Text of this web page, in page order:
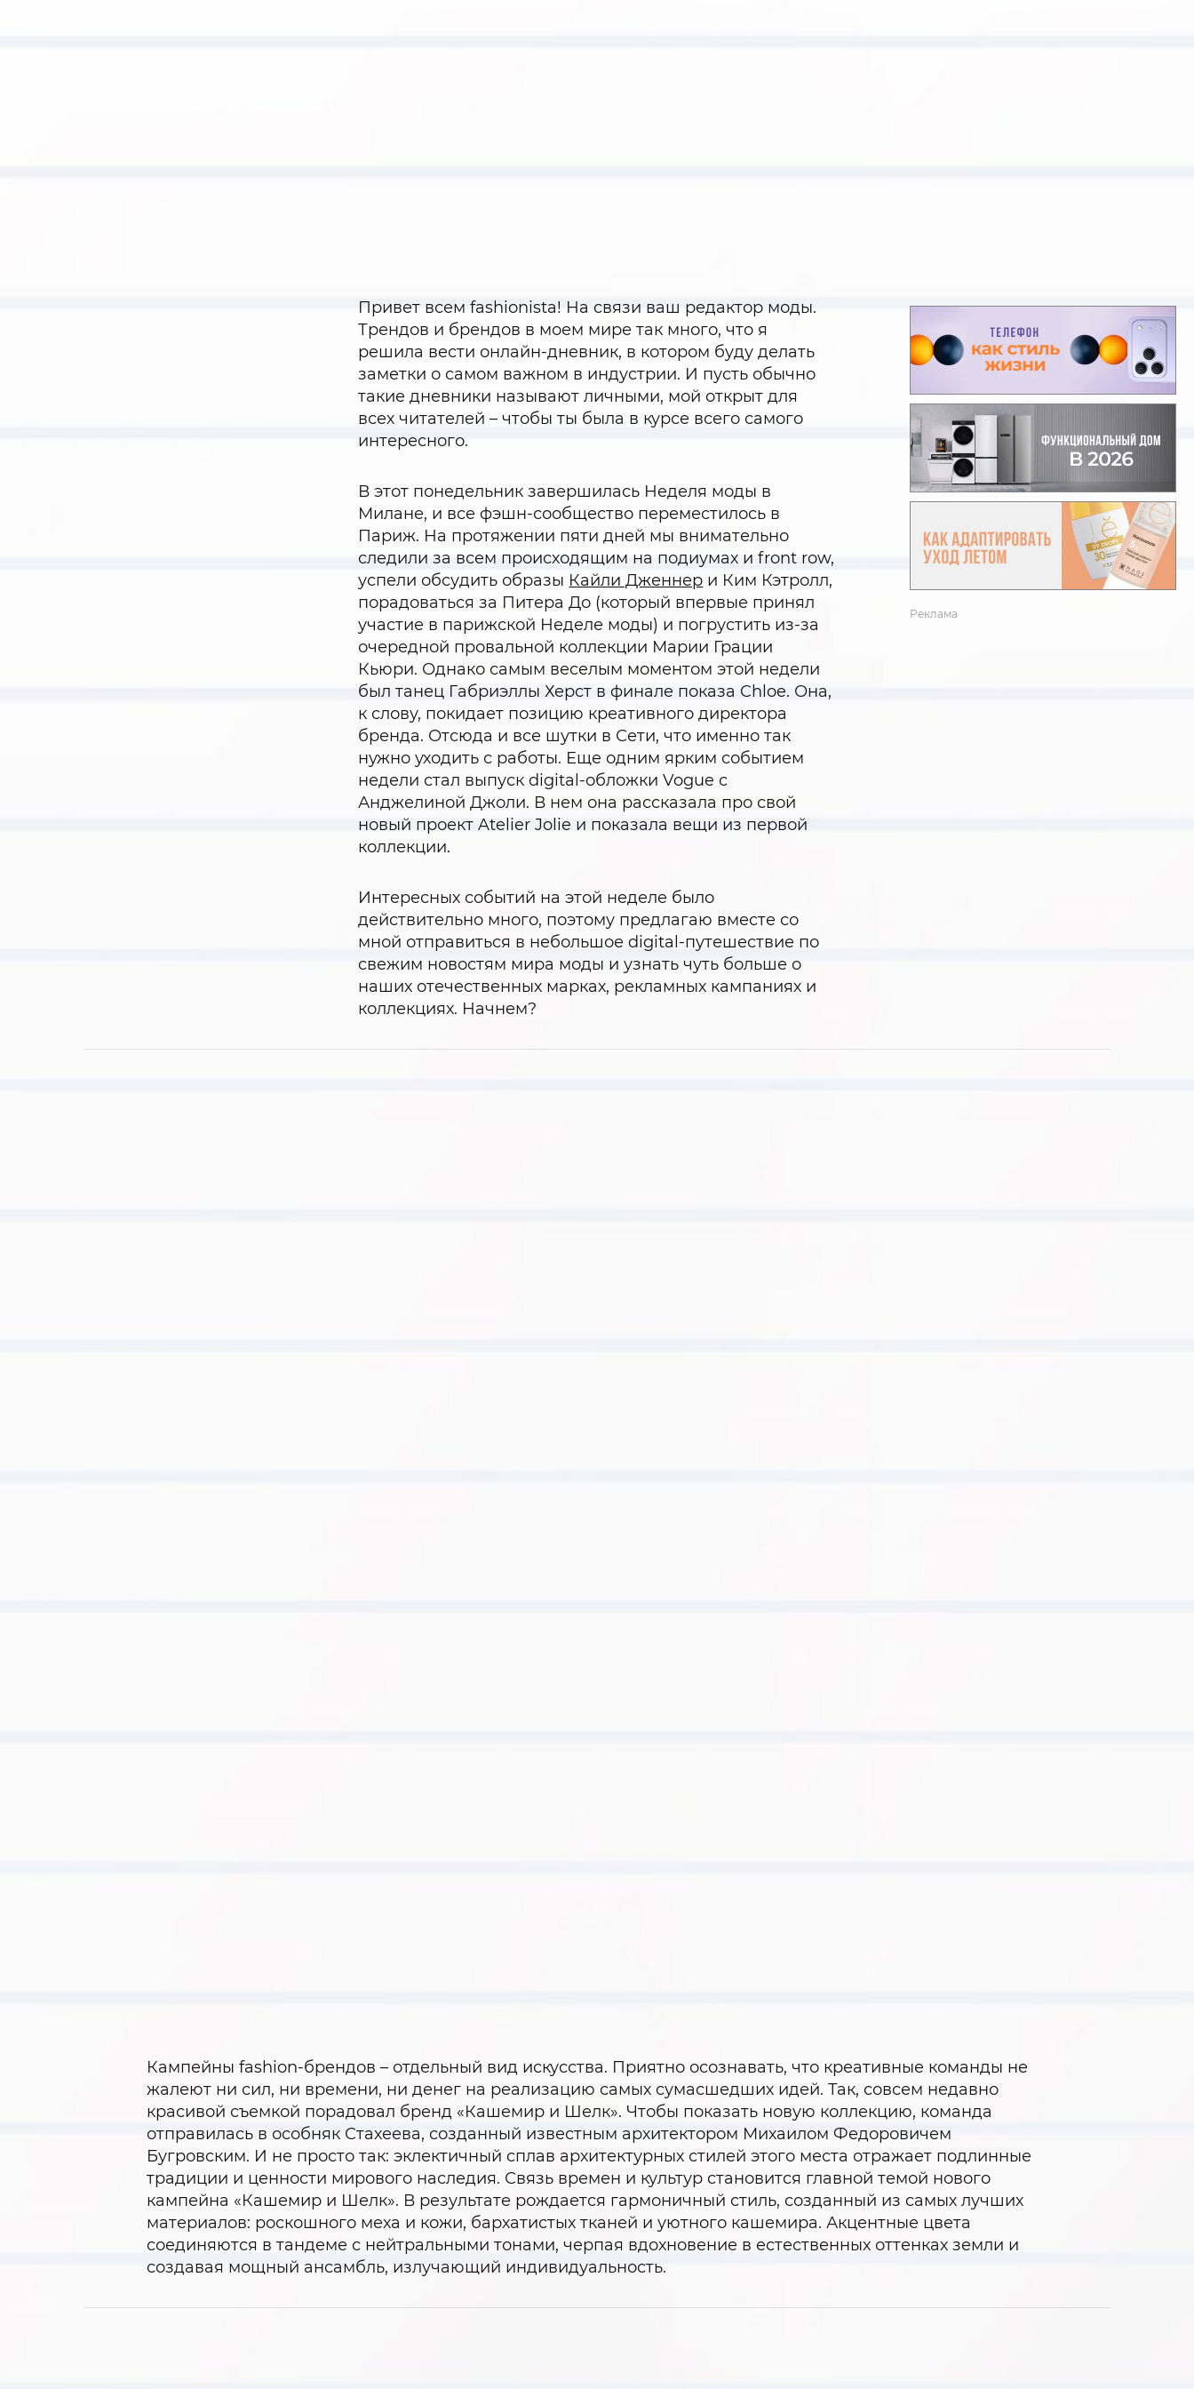
Реклама
Привет всем fashionista! На связи ваш редактор моды.
Трендов и брендов в моем мире так много, что я
решила вести онлайн-дневник, в котором буду делать
заметки о самом важном в индустрии. И пусть обычно
такие дневники называют личными, мой открыт для
всех читателей – чтобы ты была в курсе всего самого
интересного.
В этот понедельник завершилась Неделя моды в
Милане, и все фэшн-сообщество переместилось в
Париж. На протяжении пяти дней мы внимательно
следили за всем происходящим на подиумах и front row,
успели обсудить образы Кайли Дженнер и Ким Кэтролл,
порадоваться за Питера До (который впервые принял
участие в парижской Неделе моды) и погрустить из-за
очередной провальной коллекции Марии Грации
Кьюри. Однако самым веселым моментом этой недели
был танец Габриэллы Херст в финале показа Chloe. Она,
к слову, покидает позицию креативного директора
бренда. Отсюда и все шутки в Сети, что именно так
нужно уходить с работы. Еще одним ярким событием
недели стал выпуск digital-обложки Vogue с
Анджелиной Джоли. В нем она рассказала про свой
новый проект Atelier Jolie и показала вещи из первой
коллекции.
Интересных событий на этой неделе было
действительно много, поэтому предлагаю вместе со
мной отправиться в небольшое digital-путешествие по
свежим новостям мира моды и узнать чуть больше о
наших отечественных марках, рекламных кампаниях и
коллекциях. Начнем?
Кампейны fashion-брендов – отдельный вид искусства. Приятно осознавать, что креативные команды не
жалеют ни сил, ни времени, ни денег на реализацию самых сумасшедших идей. Так, совсем недавно
красивой съемкой порадовал бренд «Кашемир и Шелк». Чтобы показать новую коллекцию, команда
отправилась в особняк Стахеева, созданный известным архитектором Михаилом Федоровичем
Бугровским. И не просто так: эклектичный сплав архитектурных стилей этого места отражает подлинные
традиции и ценности мирового наследия. Связь времен и культур становится главной темой нового
кампейна «Кашемир и Шелк». В результате рождается гармоничный стиль, созданный из самых лучших
материалов: роскошного меха и кожи, бархатистых тканей и уютного кашемира. Акцентные цвета
соединяются в тандеме с нейтральными тонами, черпая вдохновение в естественных оттенках земли и
создавая мощный ансамбль, излучающий индивидуальность.